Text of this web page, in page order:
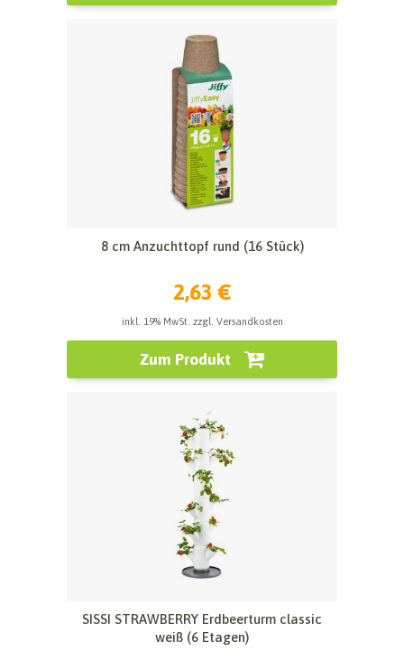
8 cm Anzuchttopf rund (16 Stück)
2,63 €
inkl. 19% MwSt. zzgl. Versandkosten
Zum Produkt
SISSI STRAWBERRY Erdbeerturm classic
weiß (6 Etagen)